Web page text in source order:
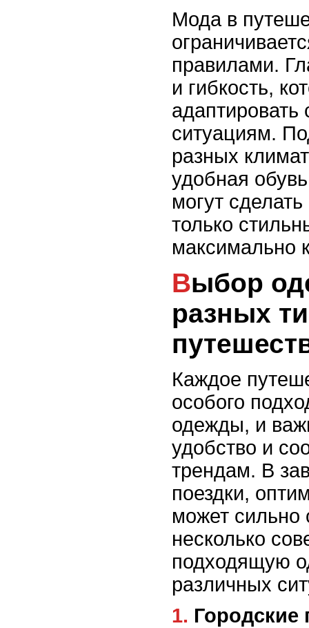
Мода в
правилами.
и гибкость,
адаптировать
ситуациям.
разных
удобная
могут
только
максимально
Выбор одежды для
разных
Каждое
особого
одежды, и
удобство и
трендам. В
поездки,
может сильно
несколько
подходящую
различных
1.